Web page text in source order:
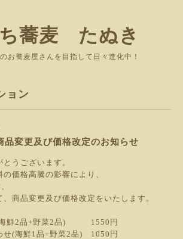
蕎麦 たぬき
お蕎麦屋さんを目指して日々進化中！
ョン
品変更及び価格改定のお知らせ
うございます。
価格高騰の影響により、
商品変更及び価格改定をいたします。
(海鮮2品+野菜2品) 1550円
せ(海鮮1品+野菜2品) 1050円